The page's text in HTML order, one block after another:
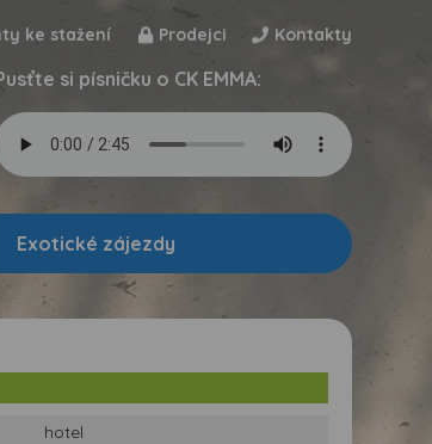
ke stažení Prodejci Kontakty
si písničku o CK EMMA:
Exotické zájezdy
hotel